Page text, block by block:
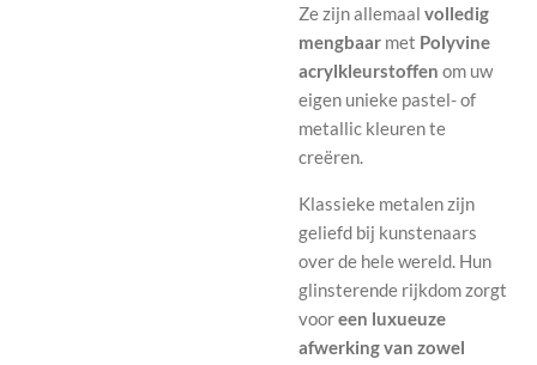
Ze zijn allemaal volledig
mengbaar met Polyvine
acrylkleurstoffen om uw
eigen unieke pastel- of
metallic kleuren te
creëren.
Klassieke metalen zijn
geliefd bij kunstenaars
over de hele wereld. Hun
glinsterende rijkdom zorgt
vooreen luxueuze
afwerking van zowel